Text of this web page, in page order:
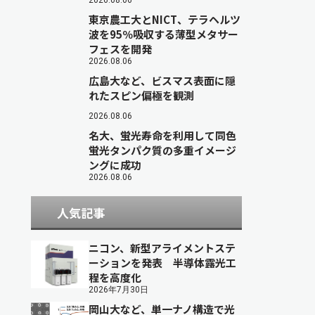
東京農工大とNICT、テラヘルツ
波を95％吸収する薄型メタサー
フェスを開発
2026.08.06
広島大など、ビスマス表面に隠
れたスピン偏極を観測
2026.08.06
名大、蛍光寿命を利用して同色
蛍光タンパク質の多重イメージ
ングに成功
2026.08.06
人気記事
ニコン、新型アライメントステ
ーションを発表 半導体露光工
程を高度化
2026年7月30日
岡山大など、単一ナノ構造で光